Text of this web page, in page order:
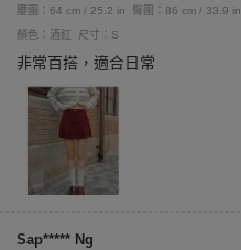
腰圍：64 cm / 25.2 in
臀圍：86 cm / 33.9 in
顏色：酒紅
尺寸：S
非常百搭，適合日常
Sap***** Ng